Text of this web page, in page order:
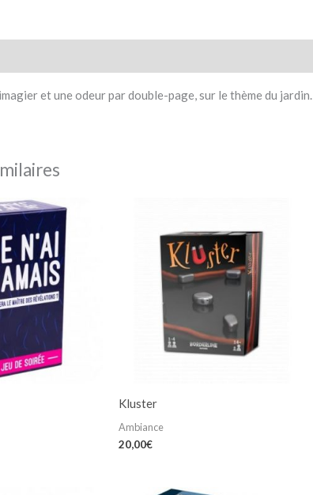
et une odeur par double-page, sur le thème du jardin.
Kluster
Ambiance
20,00€